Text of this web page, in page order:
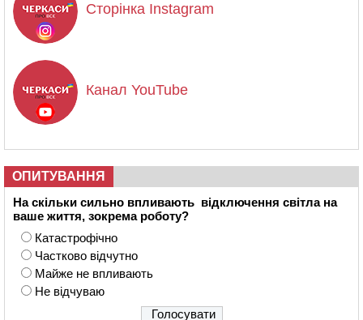
Сторінка Instagram
Канал YouTube
ОПИТУВАННЯ
На скільки сильно впливають відключення світла на
ваше життя, зокрема роботу?
Катастрофічно
Частково відчутно
Майже не впливають
Не відчуваю